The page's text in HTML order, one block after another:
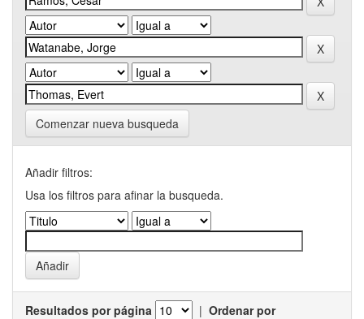
Comenzar nueva busqueda
Añadir filtros:
Usa los filtros para afinar la busqueda.
Resultados por página | Ordenar por